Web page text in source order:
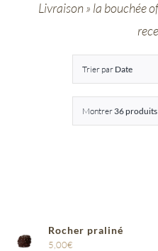
SaunionLivraison » la bouchée
Trier par Date
Montrer 36 produits
Rocher praliné
5,00€